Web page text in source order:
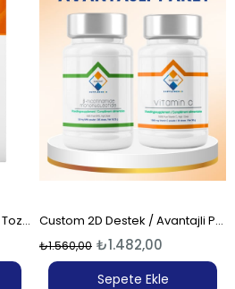
Vitamin C Powder- Katkısız Toz Form (30 Gr) Custom 2D Destek / Avantajli Paket-6
₺1.482,00
₺1.560,00
Sepete Ekle